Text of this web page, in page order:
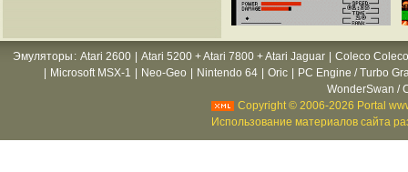
Эмуляторы : Atari 2600 Atari 5200 + Atari 7800 + Atari Jaguar
Coleco
Microsoft MSX-1 Neo-Geo Nintendo 64 Oric
PC Engine / Turbo
WonderSwan /
Copyright © 2006-2026 Portal
Использование материалов сайта